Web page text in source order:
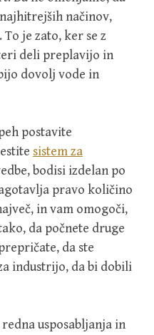
načinov,
je zato, ker se z
deli preplavijo in
dovolj vode in
postavite
sistem za
bodisi izdelan po
pravo količino
in vam omogoči,
da počnete druge
da ste
industrijo, da bi dobili
usposabljanja in